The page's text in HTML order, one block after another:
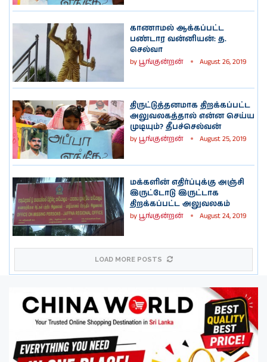
காணாமல் ஆக்கப்பட்ட
பண்டார வன்னியன்: த.
செல்வா
by பூங்குன்றன் August 26, 2019
திருட்டுத்தனமாக திறக்கப்பட்ட
அலுவலகத்தால் என்ன செய்ய
முடியும்? தீபச்செல்வன்
by பூங்குன்றன் August 25, 2019
மக்களின் எதிர்ப்புக்கு அஞ்சி
இருட்டோடு இருட்டாக
திறக்கப்பட்ட அலுவலகம்
by பூங்குன்றன் August 24, 2019
LOAD MORE POSTS